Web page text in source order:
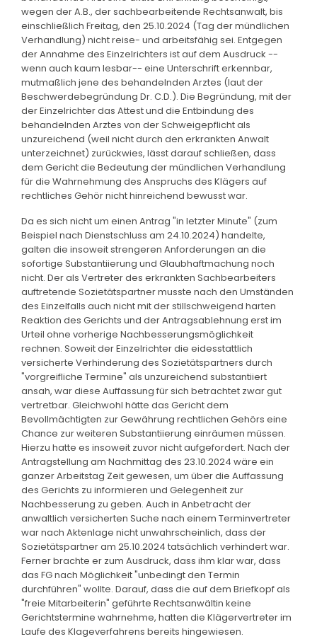
wegen der A.B., der sachbearbeitende Rechtsanwalt, bis
einschließlich Freitag, den 25.10.2024 (Tag der mündlichen
Verhandlung) nicht reise- und arbeitsfähig sei. Entgegen
der Annahme des Einzelrichters ist auf dem Ausdruck --
wenn auch kaum lesbar-- eine Unterschrift erkennbar,
mutmaßlich jene des behandelnden Arztes (laut der
Beschwerdebegründung Dr. C.D.). Die Begründung, mit der
der Einzelrichter das Attest und die Entbindung des
behandelnden Arztes von der Schweigepflicht als
unzureichend (weil nicht durch den erkrankten Anwalt
unterzeichnet) zurückwies, lässt darauf schließen, dass
dem Gericht die Bedeutung der mündlichen Verhandlung
für die Wahrnehmung des Anspruchs des Klägers auf
rechtliches Gehör nicht hinreichend bewusst war.
Da es sich nicht um einen Antrag "in letzter Minute" (zum
Beispiel nach Dienstschluss am 24.10.2024) handelte,
galten die insoweit strengeren Anforderungen an die
sofortige Substantiierung und Glaubhaftmachung noch
nicht. Der als Vertreter des erkrankten Sachbearbeiters
auftretende Sozietätspartner musste nach den Umständen
des Einzelfalls auch nicht mit der stillschweigend harten
Reaktion des Gerichts und der Antragsablehnung erst im
Urteil ohne vorherige Nachbesserungsmöglichkeit
rechnen. Soweit der Einzelrichter die eidesstattlich
versicherte Verhinderung des Sozietätspartners durch
"vorgreifliche Termine" als unzureichend substantiiert
ansah, war diese Auffassung für sich betrachtet zwar gut
vertretbar. Gleichwohl hätte das Gericht dem
Bevollmächtigten zur Gewährung rechtlichen Gehörs eine
Chance zur weiteren Substantiierung einräumen müssen.
Hierzu hatte es insoweit zuvor nicht aufgefordert. Nach der
Antragstellung am Nachmittag des 23.10.2024 wäre ein
ganzer Arbeitstag Zeit gewesen, um über die Auffassung
des Gerichts zu informieren und Gelegenheit zur
Nachbesserung zu geben. Auch in Anbetracht der
anwaltlich versicherten Suche nach einem Terminvertreter
war nach Aktenlage nicht unwahrscheinlich, dass der
Sozietätspartner am 25.10.2024 tatsächlich verhindert war.
Ferner brachte er zum Ausdruck, dass ihm klar war, dass
das FG nach Möglichkeit "unbedingt den Termin
durchführen" wollte. Darauf, dass die auf dem Briefkopf als
"freie Mitarbeiterin" geführte Rechtsanwältin keine
Gerichtstermine wahrnehme, hatten die Klägervertreter im
Laufe des Klageverfahrens bereits hingewiesen.